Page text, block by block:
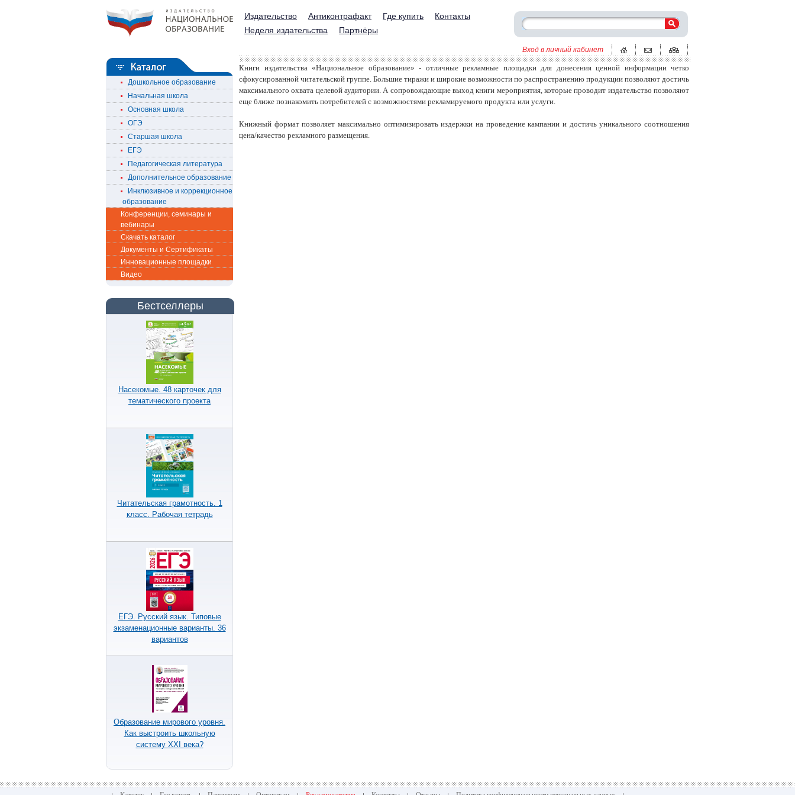
Издательство Антиконтрафакт Где купить
Контакты
Неделя издательства
Партнёры
Вход в личный кабинет
Дошкольное образование
Начальная школа
Основная школа
ОГЭ
Старшая школа
ЕГЭ
Педагогическая литература
Дополнительное образование
Инклюзивное и коррекционное
образование
Конференции, семинары и
вебинары
Скачать каталог
Документы и Сертификаты
Инновационные площадки
Видео
Бестселлеры
Насекомые. 48 карточек для
тематического проекта
Читательская грамотность. 1
класс. Рабочая тетрадь
ЕГЭ. Русский язык. Типовые
экзаменационные варианты. 36
вариантов
Образование мирового уровня.
Как выстроить школьную
систему XXI века?
Книги издательства «Национальное образование» - отличные рекламные площадки для донесения ценной информации четко
сфокусированной читательской группе. Большие тиражи и широкие возможности по распространению продукции позволяют достичь
максимального охвата целевой аудитории. А сопровождающие выход книги мероприятия, которые проводит издательство позволяют
еще ближе познакомить потребителей с возможностями рекламируемого продукта или услуги.
Книжный формат позволяет максимально оптимизировать издержки на проведение кампании и достичь уникального соотношения
цена/качество рекламного размещения.